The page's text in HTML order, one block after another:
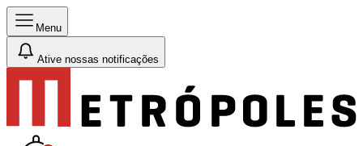
Menu
Ative nossas notificações